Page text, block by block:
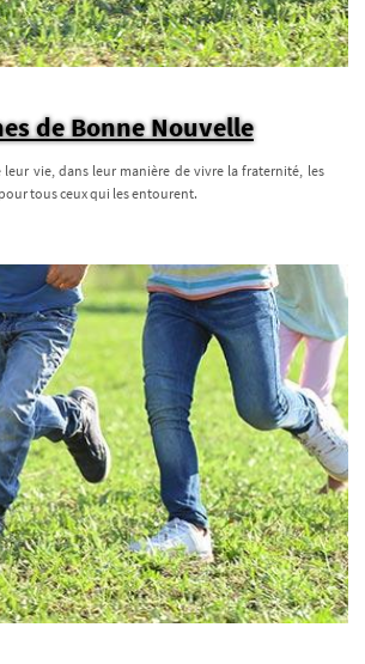
de Bonne Nouvelle
leur vie, dans leur manière de vivre la fraternité, les
tous ceux qui les entourent.